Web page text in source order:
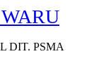
DIT. PSMA